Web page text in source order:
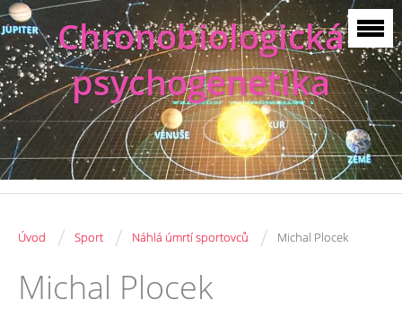
Chronobiologická
psychogenetika
Úvod / Sport / Náhlá úmrtí sportovců / Michal Plocek
Michal Plocek